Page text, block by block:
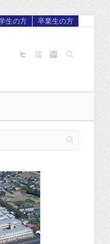
卒業生の方
生の方
Search